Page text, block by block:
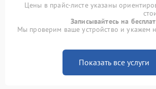
Цены в прайс-листе указаны
Записывайтесь на
Мы проверим ваше устройство и укажем
Показать все услуги